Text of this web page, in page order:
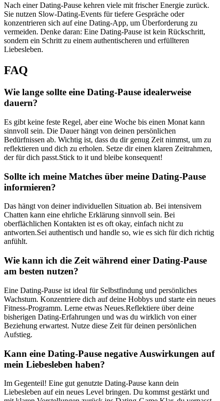
Nach einer Dating-Pause kehren viele mit frischer Energie zurück.
Sie nutzen Slow-Dating-Events für tiefere Gespräche oder
konzentrieren sich auf eine Dating-App, um Überforderung zu
vermeiden. Denke daran: Eine Dating-Pause ist kein Rückschritt,
sondern ein Schritt zu einem authentischeren und erfüllteren
Liebesleben.
FAQ
Wie lange sollte eine Dating-Pause idealerweise
dauern?
Es gibt keine feste Regel, aber eine Woche bis einen Monat kann
sinnvoll sein. Die Dauer hängt von deinen persönlichen
Bedürfnissen ab. Wichtig ist, dass du dir genug Zeit nimmst, um zu
reflektieren und dich zu erholen. Setze dir einen klaren Zeitrahmen,
der für dich passt.Stick to it und bleibe konsequent!
Sollte ich meine Matches über meine Dating-Pause
informieren?
Das hängt von deiner individuellen Situation ab. Bei intensivem
Chatten kann eine ehrliche Erklärung sinnvoll sein. Bei
oberflächlichen Kontakten ist es oft okay, einfach nicht zu
antworten.Sei authentisch und handle so, wie es sich für dich richtig
anfühlt.
Wie kann ich die Zeit während einer Dating-Pause
am besten nutzen?
Eine Dating-Pause ist ideal für Selbstfindung und persönliches
Wachstum. Konzentriere dich auf deine Hobbys und starte ein neues
Fitness-Programm. Lerne etwas Neues.Reflektiere über deine
bisherigen Dating-Erfahrungen und was du wirklich von einer
Beziehung erwartest. Nutze diese Zeit für deinen persönlichen
Aufstieg.
Kann eine Dating-Pause negative Auswirkungen auf
mein Liebesleben haben?
Im Gegenteil! Eine gut genutzte Dating-Pause kann dein
Liebesleben auf ein neues Level bringen. Du kommst gestärkt und